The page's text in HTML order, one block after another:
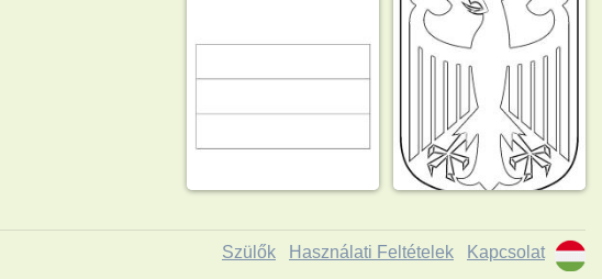
Szülők Használati Feltételek Kapcsolat